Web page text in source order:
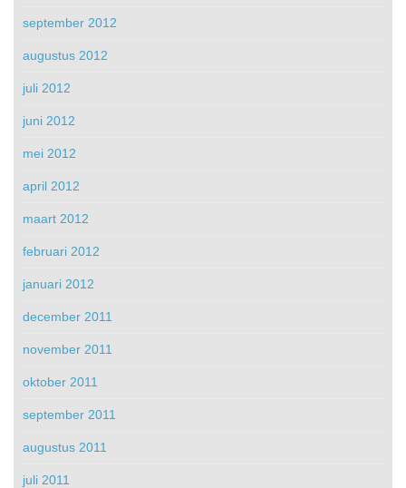
september 2012
augustus 2012
juli 2012
juni 2012
mei 2012
april 2012
maart 2012
februari 2012
januari 2012
december 2011
november 2011
oktober 2011
september 2011
augustus 2011
juli 2011